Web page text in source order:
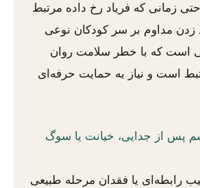
زمانی که فریاد رخ داده مرتبط
فریاد زدن مداوم بر سر کودکان نوعی
است که با خطر سلامت روان
است و نیاز به حمایت حرفه‌ای
پس از جدایی، خیانت یا سوگ
رابطه‌ای یا فقدان مرحله طبیعی